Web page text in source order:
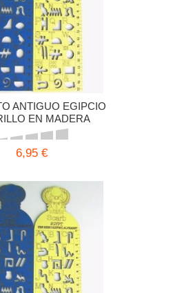
ANTIGUO EGIPCIO
EN MADERA
27,5X7 CMS
6,95 €